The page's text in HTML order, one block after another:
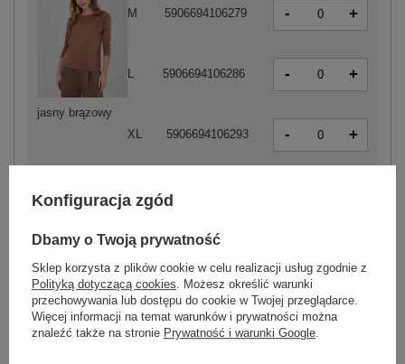
jasny brązowy
M 5906694106279 - +
L 5906694106286 - +
XL 5906694106293 - +
M 2016101851401 -
2016101851425 -
Konfiguracja zgód
Dbamy o Twoją prywatność
Sklep korzysta z plików cookie w celu realizacji usług zgodnie z
Polityką dotyczącą cookies. Możesz określić warunki
przechowywania lub dostępu do cookie w Twojej przeglądarce.
Więcej informacji na temat warunków i prywatności można
znaleźć także na stronie Prywatność i warunki Google.